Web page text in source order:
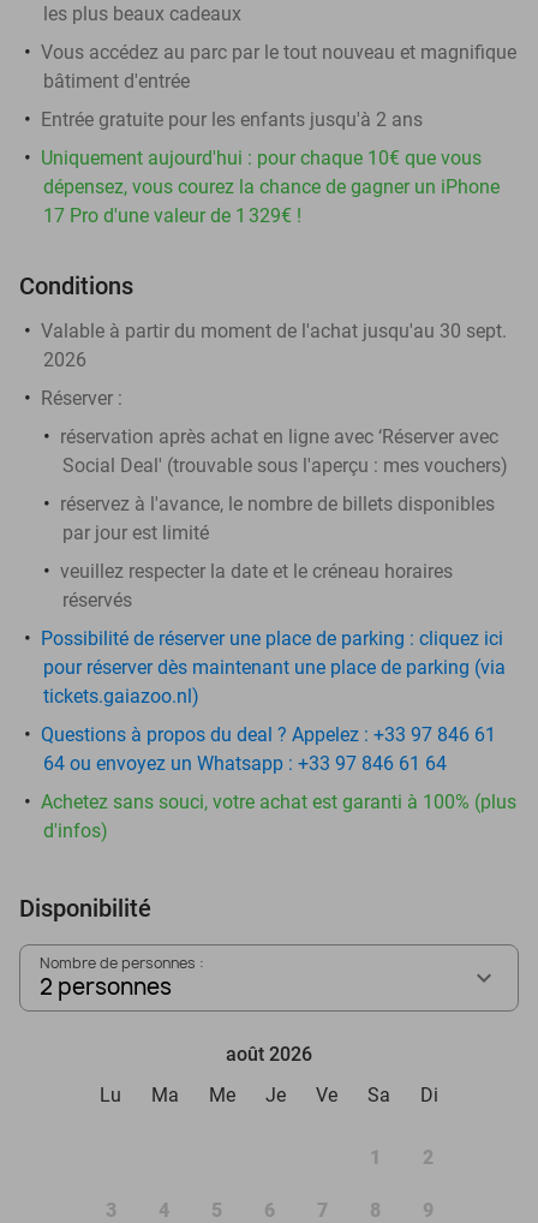
les plus beaux cadeaux
Vous accédez au parc par le tout nouveau et magnifique
bâtiment d'entrée
Entrée gratuite pour les enfants jusqu'à 2 ans
Uniquement aujourd'hui : pour chaque 10€ que vous
dépensez, vous courez la chance de gagner un iPhone
17 Pro d'une valeur de 1 329€ !
Conditions
Valable à partir du moment de l'achat jusqu'au 30 sept.
2026
Réserver :
réservation après achat en ligne avec ‘Réserver avec
Social Deal' (trouvable sous l'aperçu : mes vouchers)
réservez à l'avance, le nombre de billets disponibles
par jour est limité
veuillez respecter la date et le créneau horaires
réservés
Possibilité de réserver une place de parking : cliquez ici
pour réserver dès maintenant une place de parking (via
tickets.gaiazoo.nl)
Questions à propos du deal ? Appelez : +33 97 846 61
64 ou envoyez un Whatsapp : +33 97 846 61 64
Achetez sans souci, votre achat est garanti à 100% (plus
d'infos)
Disponibilité
Nombre de personnes :
2 personnes
août 2026
Lu
Ma Me Je Ve Sa Di
1 2
3 4 5 6 7 8 9